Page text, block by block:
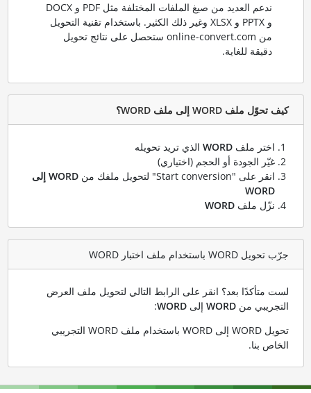
ندعم العديد من صيغ الملفات المختلفة مثل PDF و DOCX
و PPTX و XLSX وغير ذلك الكثير. باستخدام تقنية التحويل
من online-convert.com ستحصل على نتائج تحويل
دقيقة للغاية.
كيف تحوّل ملف WORD إلى ملف WORD؟
اختر ملف WORDالذي تريد تحويله
غيّر الجودة أو الحجم (اختياري)
انقر على "Start conversion" لتحويل ملفك من
WORD إلى
WORD
نزّل ملف WORD
جرّب تحويل WORD باستخدام ملف اختبار WORD
لست متأكدًا بعد؟ انقر على الرابط التالي لتحويل ملف العرض
التجريبي من WORDإلى WORD
:
تحويل WORD إلى WORD باستخدام ملف WORD التجريبي
الخاص بنا.